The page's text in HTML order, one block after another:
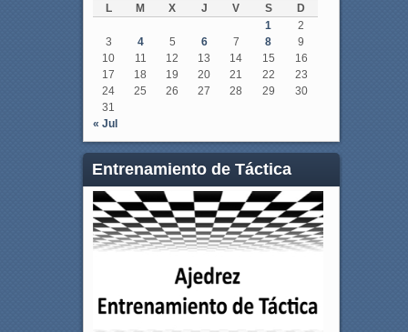
L M X J V S
D
1
2
3
4 5 6 7 8
9
10
11 12 13 14 15
16
17
18 19 20 21 22
23
24
25 26 27 28 29
30
31
« Jul
Entrenamiento de Táctica